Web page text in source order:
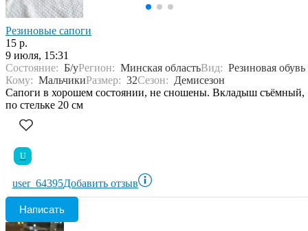
Резиновые сапоги
15 р.
9 июля, 15:31
Состояние: Б/уРегион: Минская областьВид: Резиновая обувь
Кому: МальчикиРазмер: 32Сезон: Демисезон
Сапоги в хорошем состоянии, не сношены. Вкладыш съёмный,
по стельке 20 см
U
user_64395Добавить отзыв
Написать